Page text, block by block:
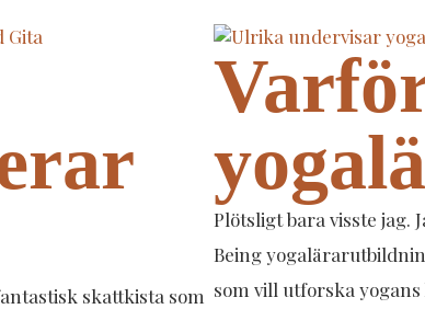
skattkista som
Plötsligt bara visste jag.
Being
som vill utforska